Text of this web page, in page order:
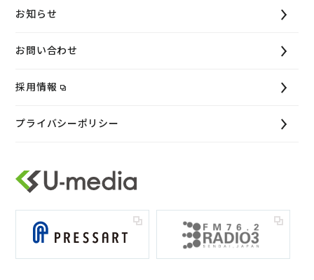
お知らせ
お問い合わせ
採用情報
プライバシーポリシー